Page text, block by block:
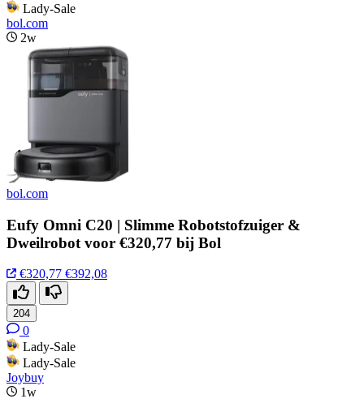
Lady-Sale
bol.com
2w
bol.com
Eufy Omni C20 | Slimme Robotstofzuiger &
Dweilrobot voor €320,77 bij Bol
€320,77 €392,08
204
0
Lady-Sale
Lady-Sale
Joybuy
1w